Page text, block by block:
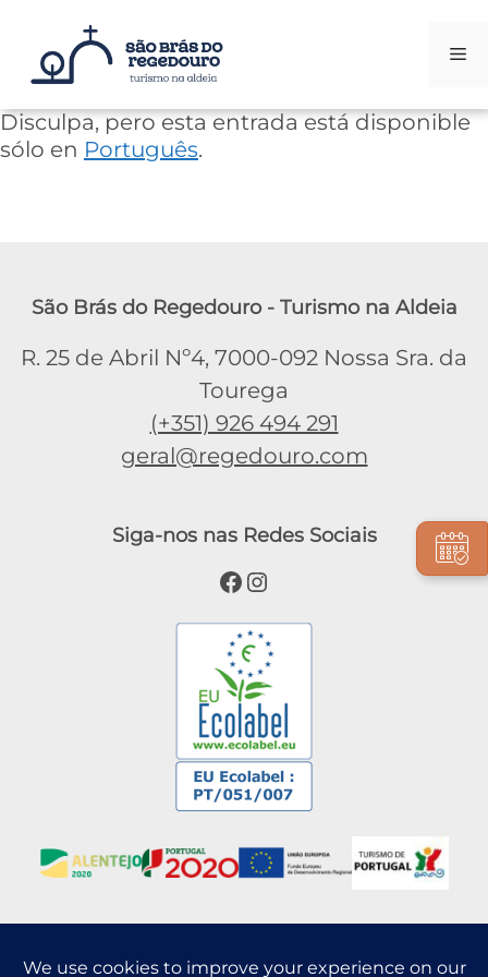
Saltar
al
Disculpa, pero esta entrada está disponible
sólo en Português.
São Brás do Regedouro - Turismo na Aldeia
R. 25 de Abril Nº4, 7000-092 Nossa Sra. da
Tourega
(+351) 926 494 291
geral@regedouro.com
Siga-nos nas Redes Sociais
Facebook
Instagram
Blog Press Release Pueblo Alojamiento Experiencias